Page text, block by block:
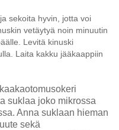
sekoita hyvin, jotta voi
vetäytyä noin minuutin
Levitä kinuski
Laita kakku jääkaappiin
suklaa joko mikrossa
Anna suklaan hieman
sekä